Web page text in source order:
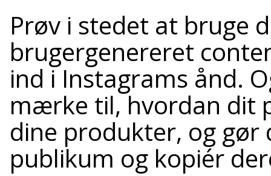
Prøv i stedet at bruge
brugergenereret
ind i Instagrams ånd.
mærke til, hvordan dit
dine produkter, og
publikum og kopiér